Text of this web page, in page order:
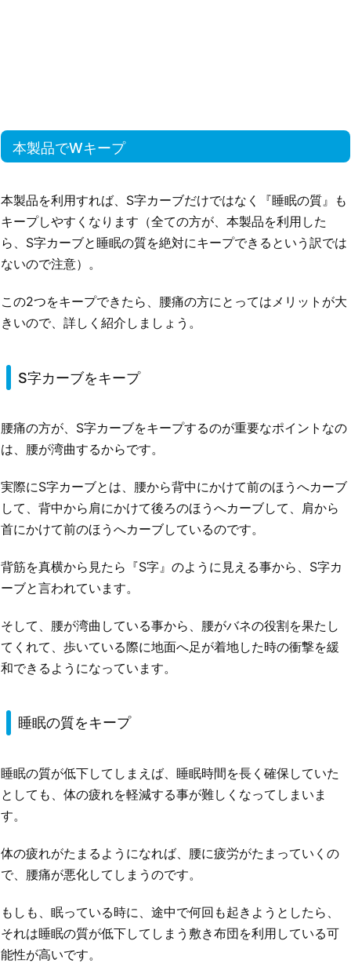
本製品でWキープ
本製品を利用すれば、S字カーブだけではなく『睡眠の質』も
キープしやすくなります（全ての方が、本製品を利用した
ら、S字カーブと睡眠の質を絶対にキープできるという訳では
ないので注意）。
この2つをキープできたら、腰痛の方にとってはメリットが大
きいので、詳しく紹介しましょう。
S字カーブをキープ
腰痛の方が、S字カーブをキープするのが重要なポイントなの
は、腰が湾曲するからです。
実際にS字カーブとは、腰から背中にかけて前のほうへカーブ
して、背中から肩にかけて後ろのほうへカーブして、肩から
首にかけて前のほうへカーブしているのです。
背筋を真横から見たら『S字』のように見える事から、S字カ
ーブと言われています。
そして、腰が湾曲している事から、腰がバネの役割を果たし
てくれて、歩いている際に地面へ足が着地した時の衝撃を緩
和できるようになっています。
睡眠の質をキープ
睡眠の質が低下してしまえば、睡眠時間を長く確保していた
としても、体の疲れを軽減する事が難しくなってしまいま
す。
体の疲れがたまるようになれば、腰に疲労がたまっていくの
で、腰痛が悪化してしまうのです。
もしも、眠っている時に、途中で何回も起きようとしたら、
それは睡眠の質が低下してしまう敷き布団を利用している可
能性が高いです。